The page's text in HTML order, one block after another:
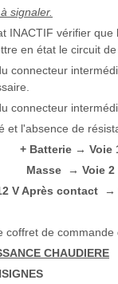
signaler.
INACTIF vérifier
en état le circuit
connecteur
connecteur
et l'absence de
+ Batterie → Voie
Masse
→ Voie
V Après contact
→
de commande
CHAUDIERE